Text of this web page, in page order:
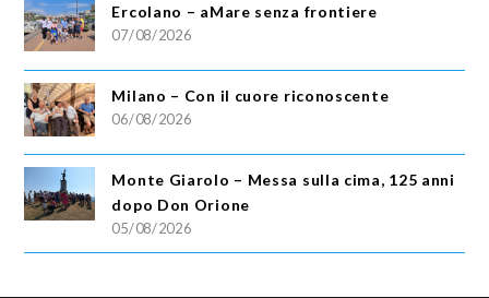
Ercolano – aMare senza frontiere
07/08/2026
Milano – Con il cuore riconoscente
06/08/2026
Monte Giarolo – Messa sulla cima, 125 anni
dopo Don Orione
05/08/2026